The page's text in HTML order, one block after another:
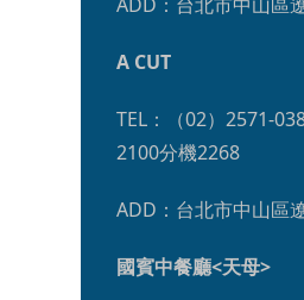
A CUT
TEL：（02）2571-
2100分機2268
ADD：台北市中山區
國賓中餐廳<天母>